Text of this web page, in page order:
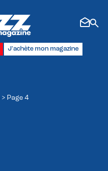
J'achète mon magazine
> Page 4